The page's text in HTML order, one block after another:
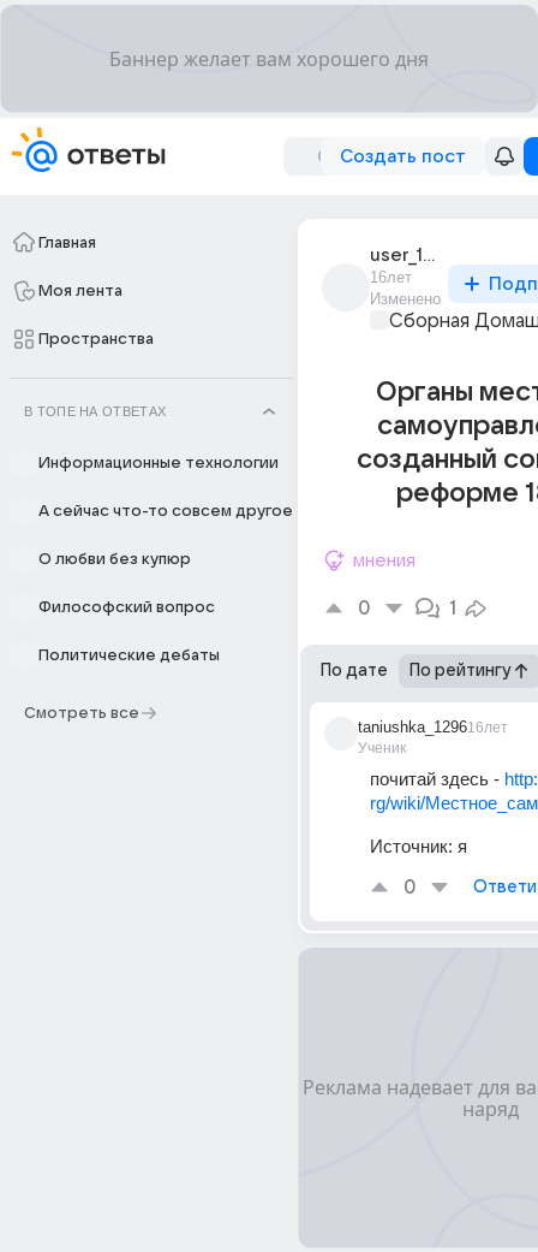
Создать пост
Главная
Моя лента
Пространства
В ТОПЕ НА ОТВЕТАХ
Информационные технологии
А сейчас что-то совсем другое
О любви без купюр
Философский вопрос
Политические дебаты
Смотреть все
user_15894123
16лет
Изменено
Сборная
Органы
созданный
реформе
мнения
0 1
По дате По рейтингу
taniushka_1296
Ученик
16лет
почитай здесь -
rg/wiki/
Источник: я
0